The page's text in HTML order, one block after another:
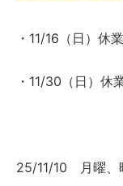
・11/16（日）休
・11/30（日）休
25/11/10 月曜、